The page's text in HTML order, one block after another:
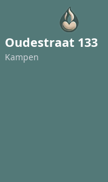
Oudestraat 133
Kampen